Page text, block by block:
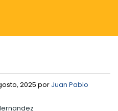
2025 por Juan Pablo